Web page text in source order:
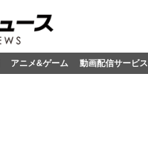
アニメ&ゲーム 動画配信サービス